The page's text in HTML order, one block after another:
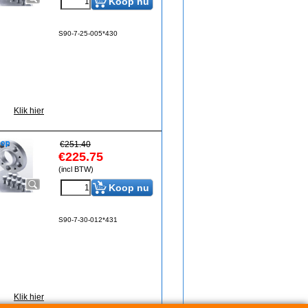
S90-7-25-005*430
Klik hier
€251.40
€225.75
(incl BTW)
Koop nu
S90-7-30-012*431
Klik hier